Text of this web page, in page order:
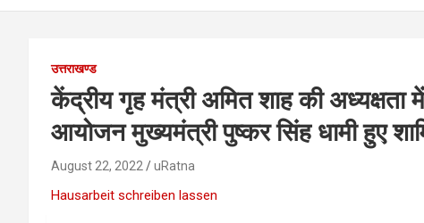
उत्तराखण्ड
केंद्रीय गृह मंत्री अमित शाह की अध्यक्षता
आयोजन मुख्यमंत्री पुष्कर सिंह धामी हुए
August 22, 2022 uRatna
Hausarbeit schreiben lassen